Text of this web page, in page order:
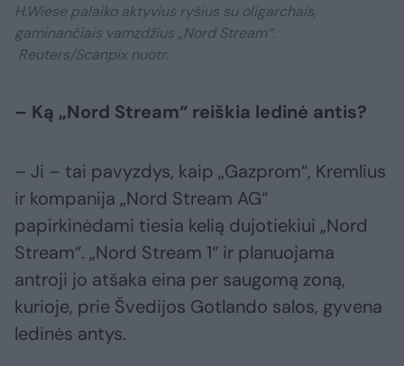
H.Wiese palaiko aktyvius ryšius su oligarchais,
gaminančiais vamzdžius „Nord Stream“.
Reuters/Scanpix nuotr.
– Ką „Nord Stream​“ reiškia ledinė antis?
– Ji – tai pavyzdys, kaip „Gazprom“, Kremlius
ir kompanija „Nord Stream AG“
papirkinėdami tiesia kelią dujotiekiui „Nord
Stream“. „Nord Stream 1“ ir planuojama
antroji jo atšaka eina per saugomą zoną,
kurioje, prie Švedijos Gotlando salos, gyvena
ledinės antys.